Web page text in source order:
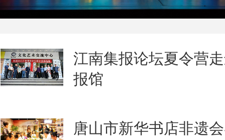
江南集报论坛夏令营
报馆
唐山市新华书店非遗